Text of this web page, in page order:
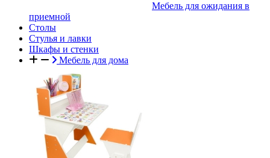
Мебель для ожидания в
приемной
Столы
Стулья и лавки
Шкафы и стенки
Мебель для дома